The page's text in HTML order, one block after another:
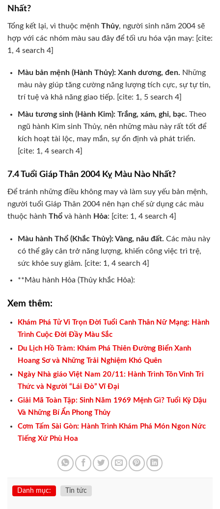
Nhất?
Tổng kết lại, vì thuộc mệnh Thủy, người sinh năm 2004 sẽ
hợp với các nhóm màu sau đây để tối ưu hóa vận may: [cite:
1, 4 search 4]
Màu bản mệnh (Hành Thủy): Xanh dương, đen. Những
màu này giúp tăng cường năng lượng tích cực, sự tự tin,
trí tuệ và khả năng giao tiếp. [cite: 1, 5 search 4]
Màu tương sinh (Hành Kim): Trắng, xám, ghi, bạc. Theo
ngũ hành Kim sinh Thủy, nên những màu này rất tốt để
kích hoạt tài lộc, may mắn, sự ổn định và phát triển.
[cite: 1, 4 search 4]
7.4 Tuổi Giáp Thân 2004 Kỵ Màu Nào Nhất?
Để tránh những điều không may và làm suy yếu bản mệnh,
người tuổi Giáp Thân 2004 nên hạn chế sử dụng các màu
thuộc hành Thổ và hành Hỏa: [cite: 1, 4 search 4]
Màu hành Thổ (Khắc Thủy): Vàng, nâu đất. Các màu này
có thể gây cản trở năng lượng, khiến công việc trì trệ,
sức khỏe suy giảm. [cite: 1, 4 search 4]
**Màu hành Hỏa (Thủy khắc Hỏa):
Xem thêm:
Khám Phá Tử Vi Trọn Đời Tuổi Canh Thân Nữ Mạng: Hành
Trình Cuộc Đời Đầy Màu Sắc
Du Lịch Hồ Tràm: Khám Phá Thiên Đường Biển Xanh
Hoang Sơ và Những Trải Nghiệm Khó Quên
Ngày Nhà giáo Việt Nam 20/11: Hành Trình Tôn Vinh Tri
Thức và Người “Lái Đò” Vĩ Đại
Giải Mã Toàn Tập: Sinh Năm 1969 Mệnh Gì? Tuổi Kỷ Dậu
Và Những Bí Ẩn Phong Thủy
Cơm Tấm Sài Gòn: Hành Trình Khám Phá Món Ngon Nức
Tiếng Xứ Phù Hoa
Danh mục: Tin tức